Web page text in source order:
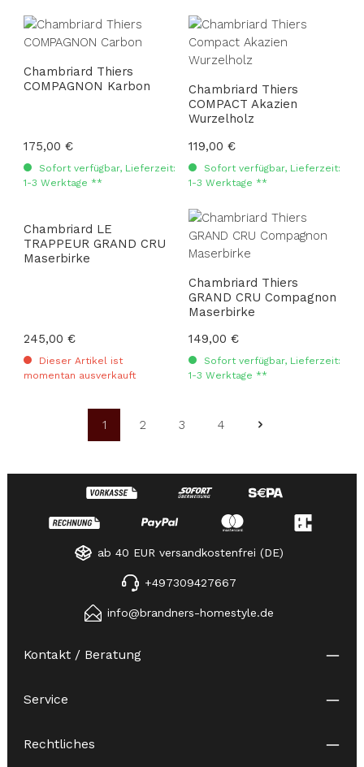
Chambriard Thiers
COMPAGNON Karbon
Regulärer Preis:
175,00 €
Sofort verfügbar, Lieferzeit:
1-3 Werktage **
Chambriard Thiers
COMPACT Akazien
Wurzelholz
Regulärer Preis:
119,00 €
Sofort verfügbar, Lieferzeit:
1-3 Werktage **
Chambriard LE
TRAPPEUR GRAND CRU
Maserbirke
Regulärer Preis:
245,00 €
Dieser Artikel ist
momentan ausverkauft
Chambriard Thiers
GRAND CRU Compagnon
Maserbirke
Regulärer Preis:
149,00 €
Sofort verfügbar, Lieferzeit:
1-3 Werktage **
Seite
1
Seite
2
Seite
3
Seite
4
ab 40 EUR versandkostenfrei (DE)
+497309427667
info@brandners-homestyle.de
Kontakt / Beratung
Service
Rechtliches